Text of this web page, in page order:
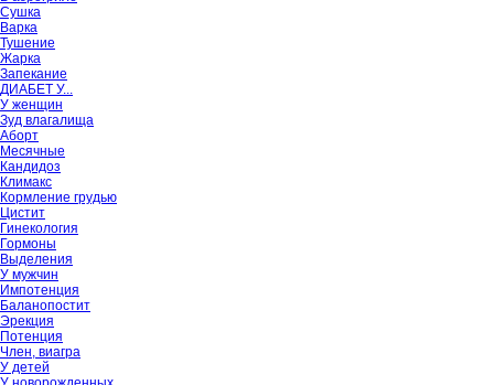
Сушка
Варка
Тушение
Жарка
Запекание
ДИАБЕТ У...
У женщин
Зуд влагалища
Аборт
Месячные
Кандидоз
Климакс
Кормление грудью
Цистит
Гинекология
Гормоны
Выделения
У мужчин
Импотенция
Баланопостит
Эрекция
Потенция
Член, виагра
У детей